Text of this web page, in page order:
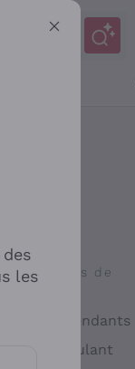
de
Indépendants
Manipulant
les